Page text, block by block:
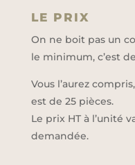
LE PRIX
On ne boit pas un
le minimum, c’est
Vous l’aurez
est de 25 pièces.
Le prix HT à l’unité
demandée.